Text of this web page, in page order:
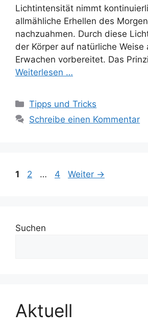
Lichtintensität nimmt
allmähliche Erhellen des
nachzuahmen. Durch diese
der Körper auf natürliche Weise
Erwachen vorbereitet. Das
Weiterlesen …
Kategorien
Tipps und Tricks
Schreibe einen Kommentar
Seite
1 Seite
2 … Seite
4 Weiter →
Suchen
Aktuell